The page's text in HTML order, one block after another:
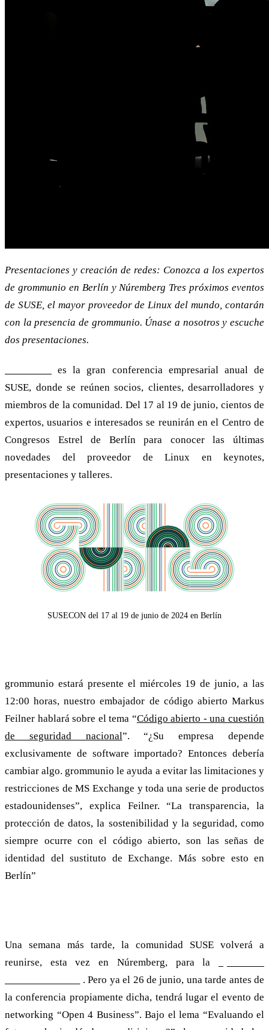
Presentaciones y creación de redes: Conozca a los expertos
de grommunio en Berlín y Núremberg Tres próximos eventos
de SUSE, el mayor proveedor de Linux del mundo, contarán
con la presencia de grommunio. Únase a nosotros y escuche
dos presentaciones.
es la gran conferencia empresarial anual de
SUSE, donde se reúnen socios, clientes, desarrolladores y
miembros de la comunidad. Del 17 al 19 de junio, cientos de
expertos, usuarios e interesados se reunirán en el Centro de
Congresos Estrel de Berlín para conocer las últimas
novedades del proveedor de Linux en keynotes,
presentaciones y talleres.
SUSECON del 17 al 19 de junio de 2024 en Berlín
grommunio estará presente el miércoles 19 de junio, a las
12:00 horas, nuestro embajador de código abierto Markus
Feilner hablará sobre el tema “Código abierto - una cuestión
de seguridad nacional”. “¿Su empresa depende
exclusivamente de software importado? Entonces debería
cambiar algo. grommunio le ayuda a evitar las limitaciones y
restricciones de MS Exchange y toda una serie de productos
estadounidenses”, explica Feilner. “La transparencia, la
protección de datos, la sostenibilidad y la seguridad, como
siempre ocurre con el código abierto, son las señas de
identidad del sustituto de Exchange. Más sobre esto en
Berlín”
Una semana más tarde, la comunidad SUSE volverá a
reunirse, esta vez en Núremberg, para la
. Pero ya el 26 de junio, una tarde antes de
la conferencia propiamente dicha, tendrá lugar el evento de
networking “Open 4 Business”. Bajo el lema “Evaluando el